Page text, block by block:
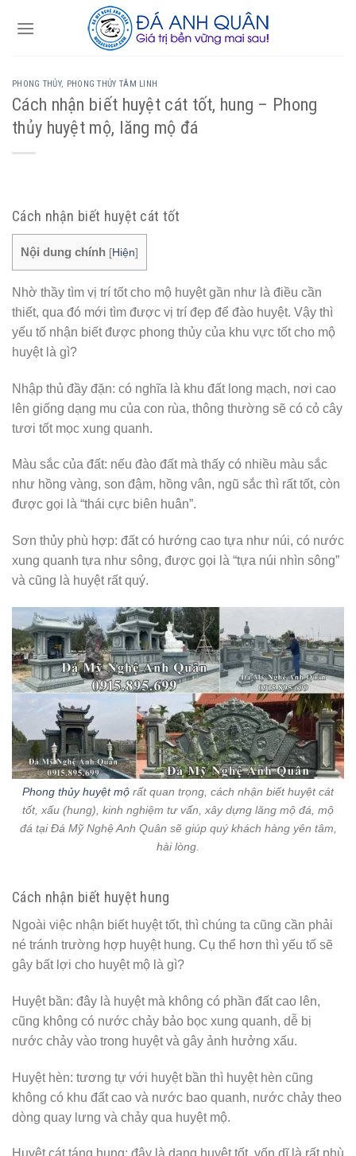
PHONG THỦY, PHONG THỦY TÂM LINH
Cách nhận biết huyệt cát tốt, hung – Phong
thủy huyệt mộ, lăng mộ đá
Cách nhận biết huyệt cát tốt
Nội dung chính [Hiện]
Nhờ thầy tìm vị trí tốt cho mộ huyệt gần như là điều cần
thiết, qua đó mới tìm được vị trí đẹp để đào huyệt. Vậy thì
yếu tố nhận biết được phong thủy của khu vực tốt cho mộ
huyệt là gì?
Nhập thủ đầy đặn: có nghĩa là khu đất long mạch, nơi cao
lên giống dạng mu của con rùa, thông thường sẽ có cỏ cây
tươi tốt mọc xung quanh.
Màu sắc của đất: nếu đào đất mà thấy có nhiều màu sắc
như hồng vàng, son đậm, hồng vân, ngũ sắc thì rất tốt, còn
được gọi là “thái cực biên huân”.
Sơn thủy phù hợp: đất có hướng cao tựa như núi, có nước
xung quanh tựa như sông, được gọi là “tựa núi nhìn sông”
và cũng là huyệt rất quý.
Phong thủy huyệt mộ rất quan trọng, cách nhận biết huyệt cát
tốt, xấu (hung), kinh nghiệm tư vấn, xây dựng lăng mộ đá, mộ
đá tại Đá Mỹ Nghệ Anh Quân sẽ giúp quý khách hàng yên tâm,
hài lòng.
Cách nhận biết huyệt hung
Ngoài việc nhận biết huyệt tốt, thì chúng ta cũng cần phải
né tránh trường hợp huyệt hung. Cụ thể hơn thì yếu tố sẽ
gây bất lợi cho huyệt mộ là gì?
Huyệt bần: đây là huyệt mà không có phần đất cao lên,
cũng không có nước chảy bảo bọc xung quanh, dễ bị
nước chảy vào trong huyệt và gây ảnh hưởng xấu.
Huyệt hèn: tương tự với huyệt bần thì huyệt hèn cũng
không có khu đất cao và nước bao quanh, nước chảy theo
dòng quay lưng và chảy qua huyệt mộ.